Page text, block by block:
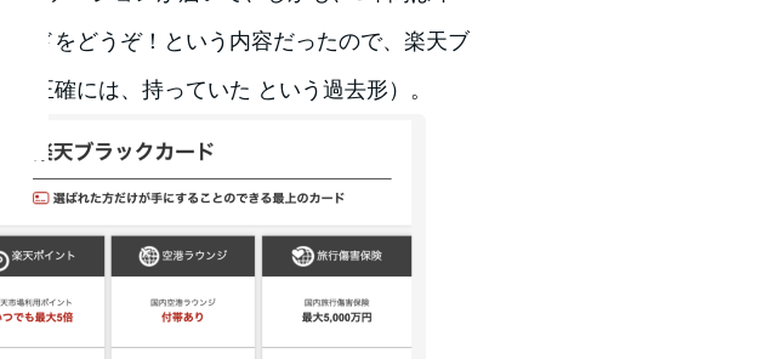
ードをどうぞ！という内容だったので、楽天ブ
正確には、持っていた という過去形）。